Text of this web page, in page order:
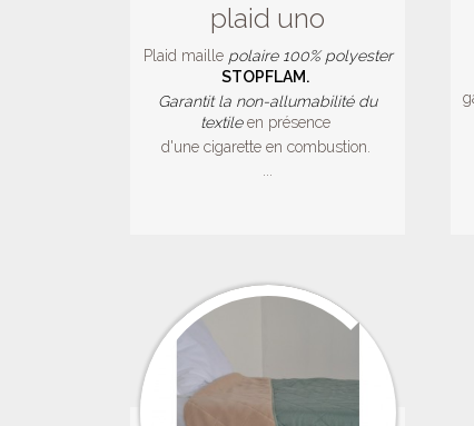
plaid uno
Plaid maille polaire 100% polyester
STOPFLAM.
Garantit la non-allumabilité du
textileen présence
d'une cigarette en combustion.
...